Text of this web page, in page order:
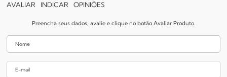
AVALIAR INDICAR OPINIÕES
Preencha seus dados, avalie e clique no botão Avaliar Produto.